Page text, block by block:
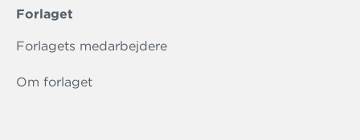
Forlaget
Forlagets medarbejdere
Om forlaget